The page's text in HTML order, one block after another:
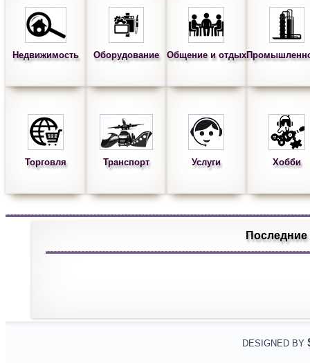
Недвижимость Оборудование Общение и отдых
Торговля Транспорт Услуги Хобби
DESIGNED BY